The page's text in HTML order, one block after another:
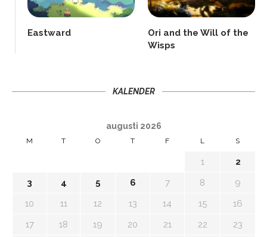
Eastward
Ori and the Will of the
Wisps
KALENDER
augusti 2026
M T O T F L S
1
2
3
4 5 6 7 8
9
10
11 12 13 14 15
16
17
18 19 20 21 22
23